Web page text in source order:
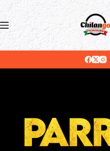
Saltar
al
contenido